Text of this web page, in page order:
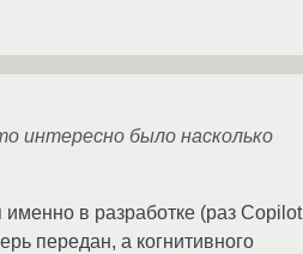
интересно было насколько
в разработке (раз Copilot
передан, а когнитивного